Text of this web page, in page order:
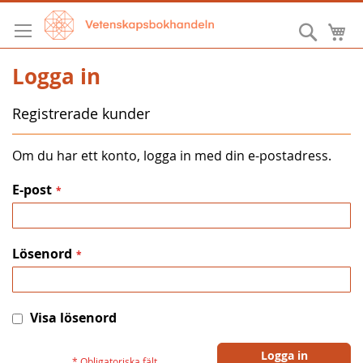
Hoppa
till
innehållet
Sök
Logga in
Registrerade kunder
Om du har ett konto, logga in med din e-postadress.
E-post
Lösenord
Visa lösenord
Logga in